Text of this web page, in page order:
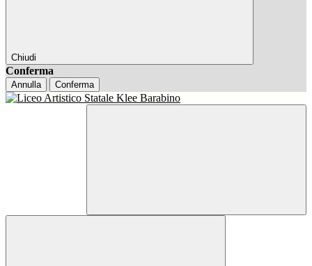
Chiudi
Conferma
Annulla Conferma